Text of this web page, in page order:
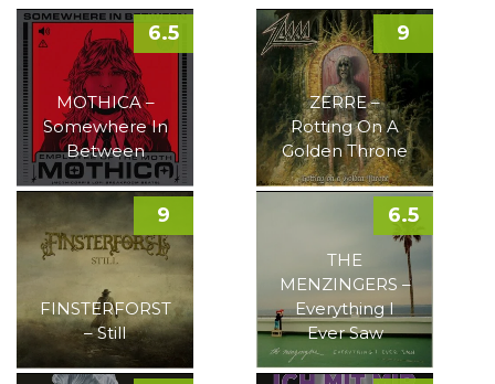
MOTHICA –
Somewhere In
Between
6.5
ZERRE –
Rotting On A
Golden Throne
9
FINSTERFORST
– Still
9
THE
MENZINGERS –
Everything I
Ever Saw
6.5